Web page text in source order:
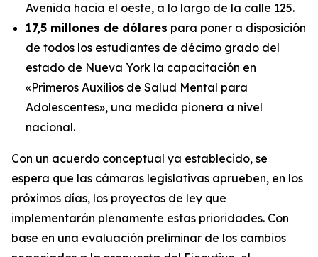
Avenida hacia el oeste, a lo largo de la calle 125.
17,5 millones de dólares para poner a disposición
de todos los estudiantes de décimo grado del
estado de Nueva York la capacitación en
«Primeros Auxilios de Salud Mental para
Adolescentes», una medida pionera a nivel
nacional.
Con un acuerdo conceptual ya establecido, se
espera que las cámaras legislativas aprueben, en los
próximos días, los proyectos de ley que
implementarán plenamente estas prioridades. Con
base en una evaluación preliminar de los cambios